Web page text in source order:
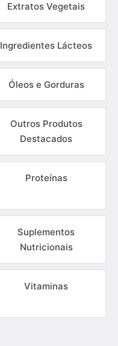
Extratos Vegetais
Ingredientes Lácteos
Óleos e Gorduras
Outros Produtos
Destacados
Proteínas
Suplementos
Nutricionais
Vitaminas